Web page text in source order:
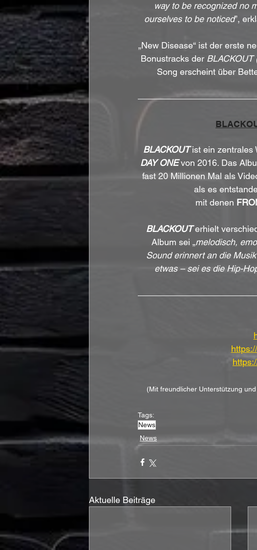
way to be recognized no
ourselves to be noticed”,
„New Disease“ ist der erste
Bonustracks der BLACKOUT
Song erscheint über
BLACKOUT ist ein zentrales
DAY ONE von 2016. Das
fast 20 Millionen Mal als
als es
mit denen
BLACKOUT erhielt
Album sei „melodisch,
Sound erinnert an die
etwas – sei es die Hip-
(Mit freundlicher Unterstützung
Tags:
News
News
Aktuelle Beiträge